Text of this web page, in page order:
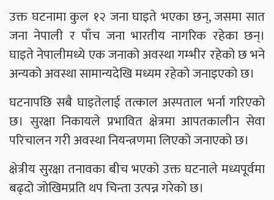
उक्त घटनामा कुल १२ जना घाइते भएका छन्, जसमा सात
जना नेपाली र पाँच जना भारतीय नागरिक रहेका छन्।
घाइते नेपालीमध्ये एक जनाको अवस्था गम्भीर रहेको छ भने
अन्यको अवस्था सामान्यदेखि मध्यम रहेको जनाइएको छ।
घटनापछि सबै घाइतेलाई तत्काल अस्पताल भर्ना गरिएको
छ। सुरक्षा निकायले प्रभावित क्षेत्रमा आपतकालीन सेवा
परिचालन गरी अवस्था नियन्त्रणमा लिएको जनाएको छ।
क्षेत्रीय सुरक्षा तनावका बीच भएको उक्त घटनाले मध्यपूर्वमा
बढ्दो जोखिमप्रति थप चिन्ता उत्पन्न गरेको छ।